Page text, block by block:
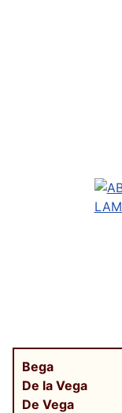
Bega
De la Vega
De Vega